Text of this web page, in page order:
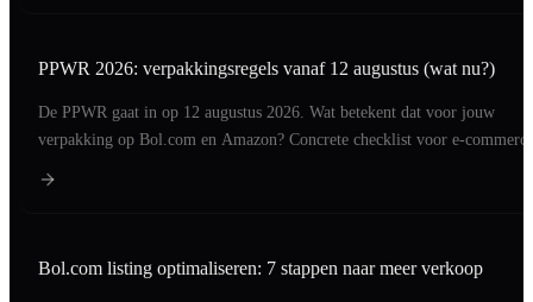
PPWR 2026: verpakkingsregels vanaf 12 augustus (wat nu?)
De PPWR gaat in op 12 augustus 2026. Wat betekent dat voor jouw
verpakking op Bol.com en Amazon? Concrete checklist voor e-commerce
Bol.com listing optimaliseren: 7 stappen naar meer verkoop